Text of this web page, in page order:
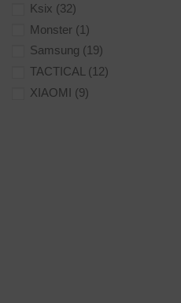
Ksix (32)
Monster (1)
Samsung (19)
TACTICAL (12)
XIAOMI (9)